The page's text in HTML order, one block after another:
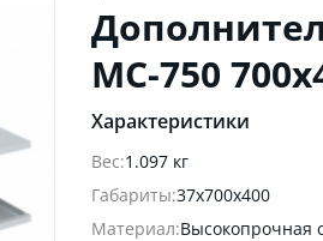
МС-750
Характеристики
Вес:1.097 кг
Габариты:37х700х400
Материал:Высокопрочная